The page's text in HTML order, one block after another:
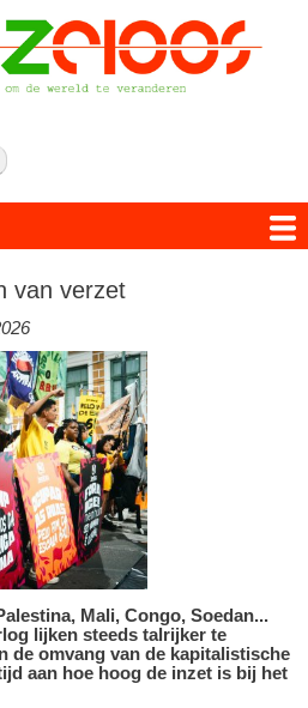
Overslaan
en
naar
de
van verzet
Mali, Congo, Soedan...
lijken steeds talrijker te
de omvang van de kapitalistische
aan hoe hoog de inzet is bij het